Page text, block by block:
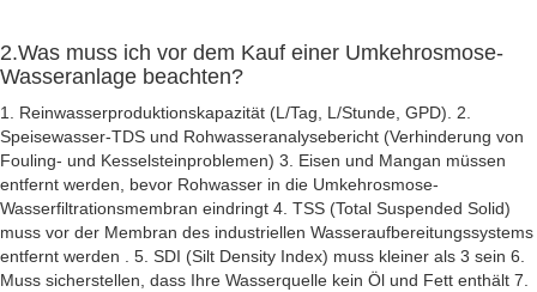
2.Was muss ich vor dem Kauf einer Umkehrosmose-
Wasseranlage beachten?
1. Reinwasserproduktionskapazität (L/Tag, L/Stunde, GPD). 2.
Speisewasser-TDS und Rohwasseranalysebericht (Verhinderung von
Fouling- und Kesselsteinproblemen) 3. Eisen und Mangan müssen
entfernt werden, bevor Rohwasser in die Umkehrosmose-
Wasserfiltrationsmembran eindringt 4. TSS (Total Suspended Solid)
muss vor der Membran des industriellen Wasseraufbereitungssystems
entfernt werden . 5. SDI (Silt Density Index) muss kleiner als 3 sein 6.
Muss sicherstellen, dass Ihre Wasserquelle kein Öl und Fett enthält 7.